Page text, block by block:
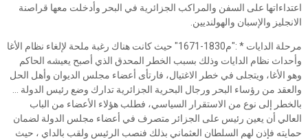
اعتداءاتها على السفن والمراكب الجزائرية في البحر وأدخلت معها قراصنة
الانجليز والإسبان والهولنديين.
مرحلة الدايات * :"م1830-1671" حيث كانت هناك رغبة ملحة لإلغاء نظام الأغا
وأحداث نظام الدايات وذلك بسبب الخطر المحدق الذي أصبح يعيشه الحاكم
وهو الأغا، ويتجلى في خطر الاغتيال، فارتأى أعضاء مجلس الديوان وأهل الحل
والعقد من رؤساء البحر ورجال البحرية الجزائرية تدارك وضع رئيس الدولة ...
بالخطر إلى نوع من الاستقرار السياسي، فطلب هؤلاء الأعضاء من الباب
العالي أن يعين رئيس على الجزائر متصرف في أعضاء مجلس الدولة لضمان
حمايته فإذن لهم السلطان العثماني بذلك فنصب الرئيس ولقب بالداي ، حيث